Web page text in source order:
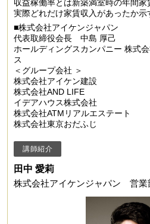
収益稼働率とは新築満室時の年間
実際どれだけ家賃収入があったか示
■株式会社アイケンジャパン
代表取締役会長 中島 厚己
ホールディングスカンパニー 株式
ス
＜グループ会社 ＞
株式会社アイケン建設
株式会社AND LIFE
イデアハウス株式会社
株式会社ATMリアルエステート
株式会社東京おだふじ
講師紹介
田中 愛莉
株式会社アイケンジャパン 営